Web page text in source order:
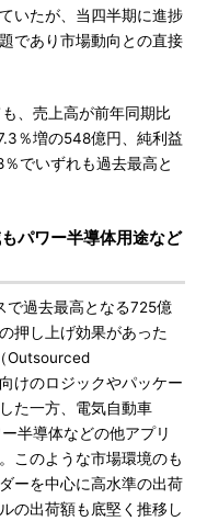
いたが、当四半期に進捗
であり市場動向との直接
、売上高が前年同期比
％増の548億円、純利益
でいずれも過去最高と
パワー半導体用途など
過去最高となる725億
押し上げ効果があった
Outsourced
けのロジックやパッケー
た一方、電気自動車
半導体などの他アプリ
このような市場環境のも
ーを中心に高水準の出荷
の出荷額も底堅く推移し